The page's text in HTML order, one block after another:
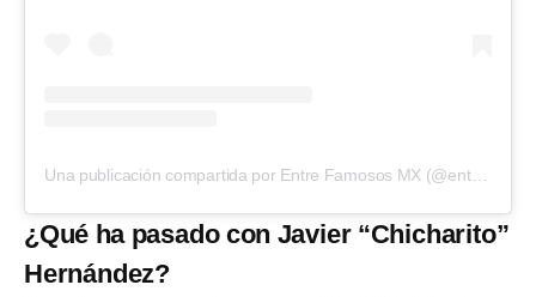
Una publicación compartida por Entre Famosos MX (@entrefamososmx)
¿Qué ha pasado con Javier “Chicharito”
Hernández?